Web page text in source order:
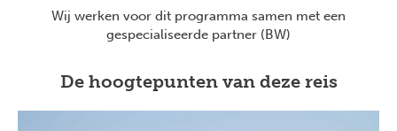
Wij werken voor dit programma samen met een
gespecialiseerde partner (BW)
De hoogtepunten van deze reis